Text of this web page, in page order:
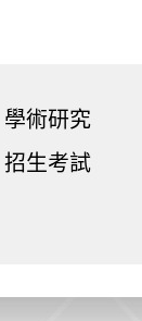
學術研究
招生考試